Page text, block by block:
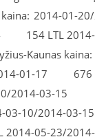
kaina: 2014-
154 LTL
Kaunas
01-17
2014-03-15
03-10/2014-
05-23/